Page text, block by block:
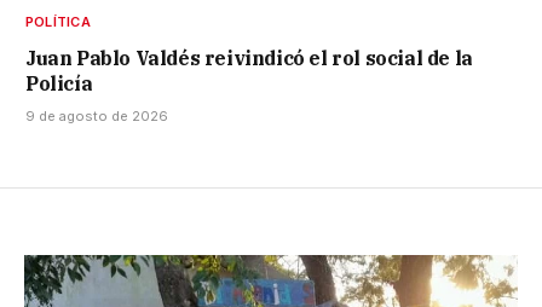
POLÍTICA
Juan Pablo Valdés reivindicó el rol social de la
Policía
9 de agosto de 2026